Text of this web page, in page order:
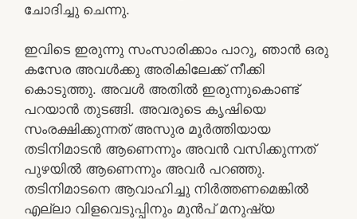
ചോദിച്ചു ചെന്നു.
ഇവിടെ ഇരുന്നു സംസാരിക്കാം പാറു, ഞാൻ ഒരു
കസേര അവൾക്കു അരികിലേക്ക് നീക്കി
കൊടുത്തു. അവൾ അതിൽ ഇരുന്നുകൊണ്ട്
പറയാൻ തുടങ്ങി. അവരുടെ കൃഷിയെ
സംരക്ഷിക്കുന്നത് അസുര മൂർത്തിയായ
തടിനിമാടൻ ആണെന്നും അവൻ വസിക്കുന്നത്
പുഴയിൽ ആണെന്നും അവർ പറഞ്ഞു.
തടിനിമാടനെ ആവാഹിച്ചു നിർത്തണമെങ്കിൽ
എല്ലാ വിളവെടുപ്പിനും മുൻപ്‌ മനുഷ്യ